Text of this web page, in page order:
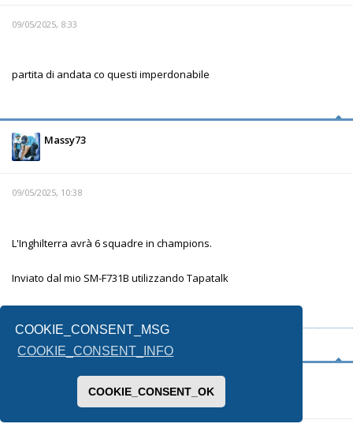
COOKIE_CONSENT_MSG
COOKIE_CONSENT_INFO
COOKIE_CONSENT_OK
09/05/2025, 8:33
partita di andata co questi imperdonabile
Massy73
09/05/2025, 10:38
L'Inghilterra avrà 6 squadre in champions.
Inviato dal mio SM-F731B utilizzando Tapatalk
Concordia parvae res crescunt, discordia maximae dilabuntur